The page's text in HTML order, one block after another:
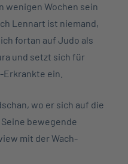
wenigen Wochen sein
Lennart ist niemand,
fortan auf Judo als
und setzt sich für
ein.
wo er sich auf die
bewegende
mit der Wach-